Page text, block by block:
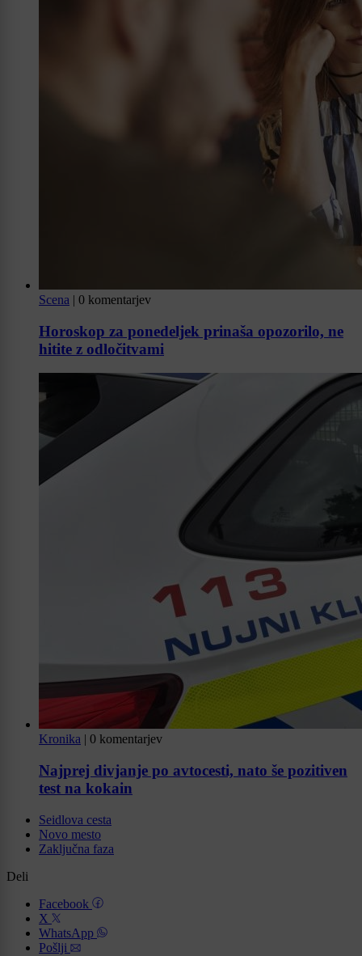
Scena | 0 komentarjev
Horoskop za ponedeljek prinaša opozorilo, ne
hitite z odločitvami
Kronika | 0 komentarjev
Najprej divjanje po avtocesti, nato še pozitiven
test na kokain
Seidlova cesta
Novo mesto
Zaključna faza
Deli
Facebook
X
WhatsApp
Pošlji